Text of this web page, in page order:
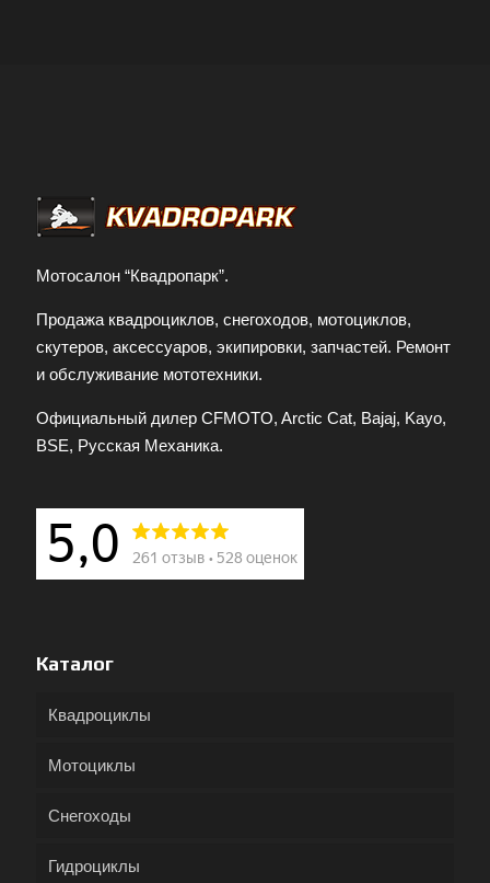
Мотосалон “Квадропарк”.
Продажа квадроциклов, снегоходов, мотоциклов,
скутеров, аксессуаров, экипировки, запчастей. Ремонт
и обслуживание мототехники.
Официальный дилер CFMOTO, Arctic Cat, Bajaj, Kayo,
BSE, Русская Механика.
Каталог
Квадроциклы
Мотоциклы
Снегоходы
Гидроциклы